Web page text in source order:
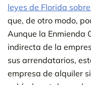
leyes de Florida
que, de otro modo,
Aunque la Enmienda
indirecta de la
sus arrendatarios,
empresa de alquiler